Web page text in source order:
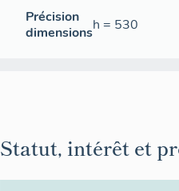
Précision
dimensionsh = 530
Statut, intérêt et